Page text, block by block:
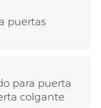
puertas
para puerta
colgante